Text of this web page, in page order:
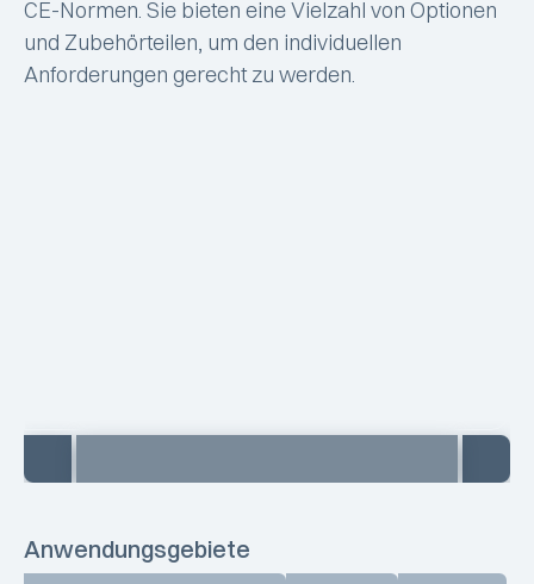
CE-Normen. Sie bieten eine Vielzahl von Optionen
und Zubehörteilen, um den individuellen
Anforderungen gerecht zu werden.
Anwendungsgebiete